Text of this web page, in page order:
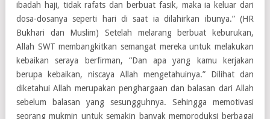
ibadah haji, tidak rafats dan berbuat fasik, maka ia keluar dari
dosa-dosanya seperti hari di saat ia dilahirkan ibunya.” (HR
Bukhari dan Muslim) Setelah melarang berbuat keburukan,
Allah SWT membangkitkan semangat mereka untuk melakukan
kebaikan seraya berfirman, “Dan apa yang kamu kerjakan
berupa kebaikan, niscaya Allah mengetahuinya.” Dilihat dan
diketahui Allah merupakan penghargaan dan balasan dari Allah
sebelum balasan yang sesungguhnya. Sehingga memotivasi
seorang mukmin untuk semakin banyak memproduksi berbagai